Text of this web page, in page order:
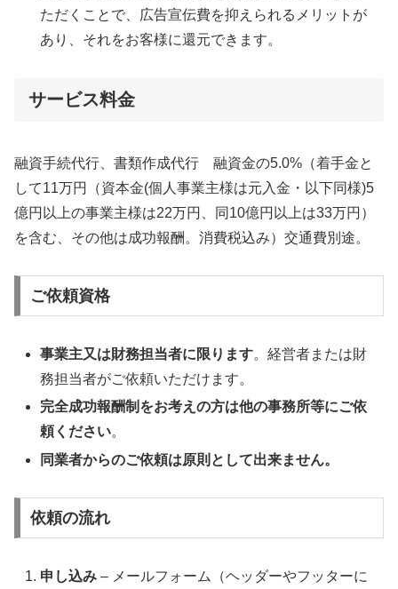
ただくことで、広告宣伝費を抑えられるメリットが
あり、それをお客様に還元できます。
サービス料金
融資手続代行、書類作成代行 融資金の5.0%（着手金と
して11万円（資本金(個人事業主様は元入金・以下同様)5
億円以上の事業主様は22万円、同10億円以上は33万円）
を含む、その他は成功報酬。消費税込み）交通費別途。
ご依頼資格
事業主又は財務担当者に限ります。経営者または財
務担当者がご依頼いただけます。
完全成功報酬制をお考えの方は他の事務所等にご依
頼ください。
同業者からのご依頼は原則として出来ません。
依頼の流れ
申し込み – メールフォーム（ヘッダーやフッターに